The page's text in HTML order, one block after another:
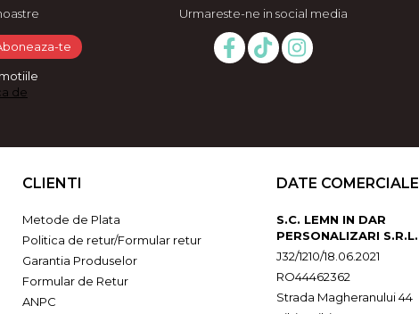
de
Urmareste-ne in social media
CLIENTI
Metode de Plata
Politica de retur/Formular retur
Garantia Produselor
Formular de Retur
ANPC
DATE COMERCIALE
S.C. LEMN IN DAR
PERSONALIZARI S.R.L.
J32/1210/18.06.2021
RO44462362
Strada Magheranului 44